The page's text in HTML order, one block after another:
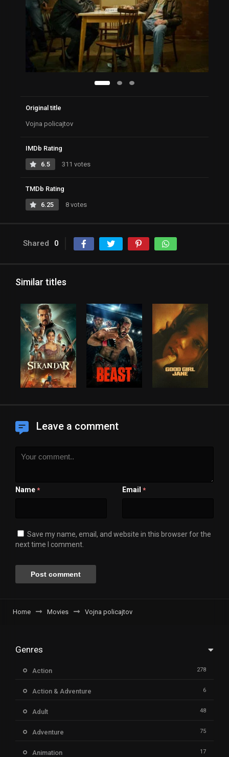
Original title
Vojna policajtov
IMDb Rating
6.5 311 votes
TMDb Rating
6.25 8 votes
Shared 0
Similar titles
Leave a comment
Name * Email *
Save my name, email, and website in this browser for the
next time I comment.
Home Movies Vojna policajtov
Genres
Action 278
Action & Adventure 6
Adult 48
Adventure 75
Animation 17